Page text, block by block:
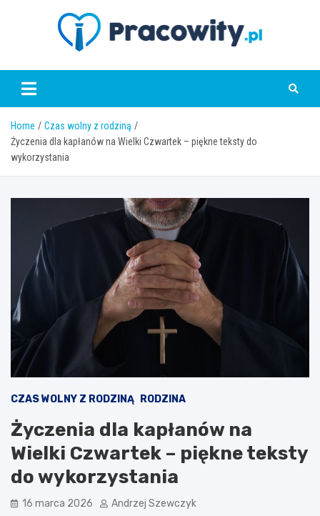
pracowity.pl
Home
Czas wolny z rodziną
Życzenia dla kapłanów na Wielki Czwartek – piękne teksty do
wykorzystania
CZAS WOLNY Z RODZINĄ RODZINA
Życzenia dla kapłanów na
Wielki Czwartek – piękne teksty
do wykorzystania
16 marca 2026 Andrzej Szewczyk